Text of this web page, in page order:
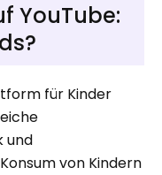
YouTube:
für Kinder
und
von Kindern